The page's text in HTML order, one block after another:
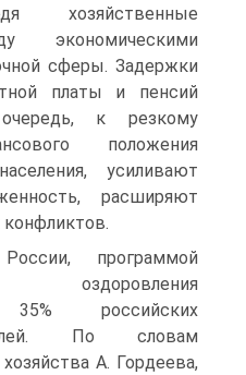
хозяйственные
экономическими
сферы. Задержки
платы и пенсий
к резкому
положения
усиливают
расширяют
конфликтов.
программой
35% российских
По словам
А. Гордеева,